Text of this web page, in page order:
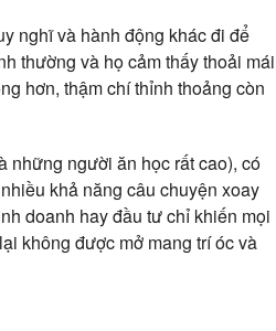
nghĩ và hành động khác đi để
thường và họ cảm thấy thoải mái
hơn, thậm chí thỉnh thoảng còn
những người ăn học rất cao), có
khả năng câu chuyện xoay
doanh hay đầu tư chỉ khiến mọi
không được mở mang trí óc và